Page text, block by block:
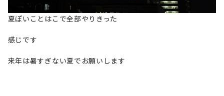
夏ぽいことはこで全部やりきった
感じです
来年は暑すぎない夏でお願いします